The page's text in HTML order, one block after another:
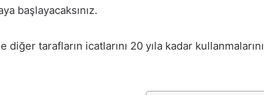
başlayacaksınız.
tarafların icatlarını 20 yıla kadar kullanmalarını